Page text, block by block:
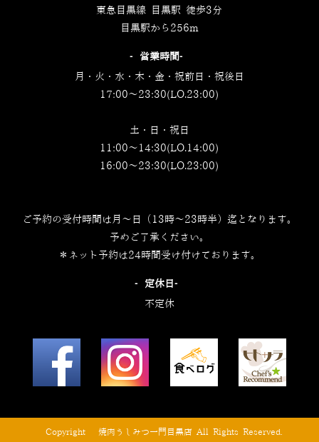
東急目黒線 目黒駅 徒歩3分
目黒駅から256m
‐営業時間‐
月・火・水・木・金・祝前日・祝後日
17:00～23:30(LO.23:00)
土・日・祝日
11:00～14:30(LO.14:00)
16:00～23:30(LO.23:00)
ご予約の受付時間は月～日（13時～23時半）迄となります。
予めご了承ください。
＊ネット予約は24時間受け付けております。
‐定休日‐
不定休
© Copyright © 焼肉うしみつ一門目黒店 All Rights Reserved.